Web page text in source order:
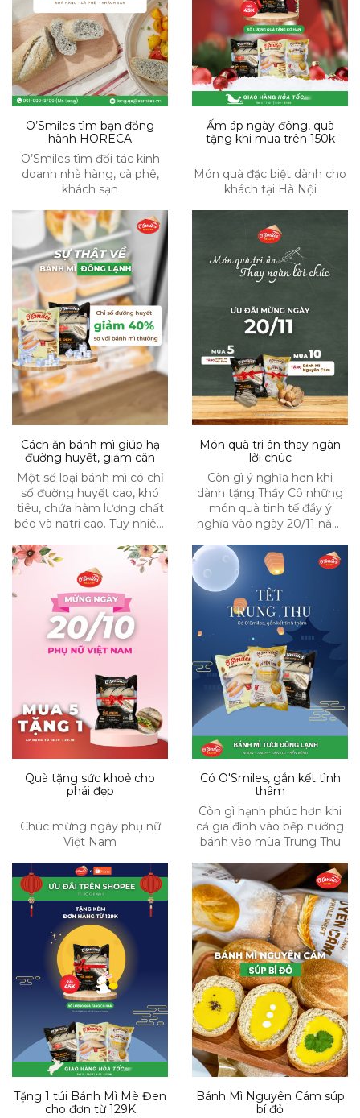
O’Smiles tìm bạn đồng
hành HORECA
O’Smiles tìm đối tác kinh
doanh nhà hàng, cà phê,
khách sạn
Ấm áp ngày đông, quà
tặng khi mua trên 150k
Món quà đặc biệt dành cho
khách tại Hà Nội
Cách ăn bánh mì giúp hạ
đường huyết, giảm cân
Một số loại bánh mì có chỉ
số đường huyết cao, khó
tiêu, chứa hàm lượng chất
béo và natri cao. Tuy nhiên,
hiện ra rằng, nếu chúng ta
đông lạnh bánh mì thì chỉ
số đường huyết có thể
giảm, giúp giảm sự hấp thụ
calo, giảm cân hiệu quả.
Món quà tri ân thay ngàn
lời chúc
Còn gì ý nghĩa hơn khi
dành tặng Thầy Cô những
món quà tinh tế đầy ý
nghĩa vào ngày 20/11 năm
Quà tặng sức khoẻ cho
phái đẹp
Chúc mừng ngày phụ nữ
Việt Nam
Có O'Smiles, gắn kết tình
thâm
Còn gì hạnh phúc hơn khi
cả gia đình vào bếp nướng
bánh vào mùa Trung Thu
Tặng 1 túi Bánh Mì Mè Đen
cho đơn từ 129K
Bánh Mì Nguyên Cám súp
bí đỏ